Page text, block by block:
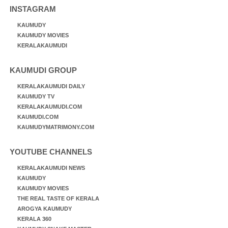
INSTAGRAM
KAUMUDY
KAUMUDY MOVIES
KERALAKAUMUDI
KAUMUDI GROUP
KERALAKAUMUDI DAILY
KAUMUDY TV
KERALAKAUMUDI.COM
KAUMUDI.COM
KAUMUDYMATRIMONY.COM
YOUTUBE CHANNELS
KERALAKAUMUDI NEWS
KAUMUDY
KAUMUDY MOVIES
THE REAL TASTE OF KERALA
AROGYA KAUMUDY
KERALA 360